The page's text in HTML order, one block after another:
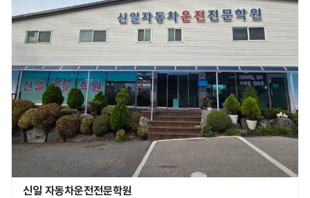
신일 자동차운전전문학원